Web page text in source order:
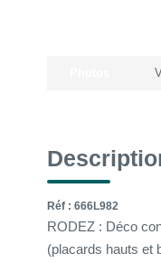
Réf : 666L982
RODEZ : Déco
(placards hauts et